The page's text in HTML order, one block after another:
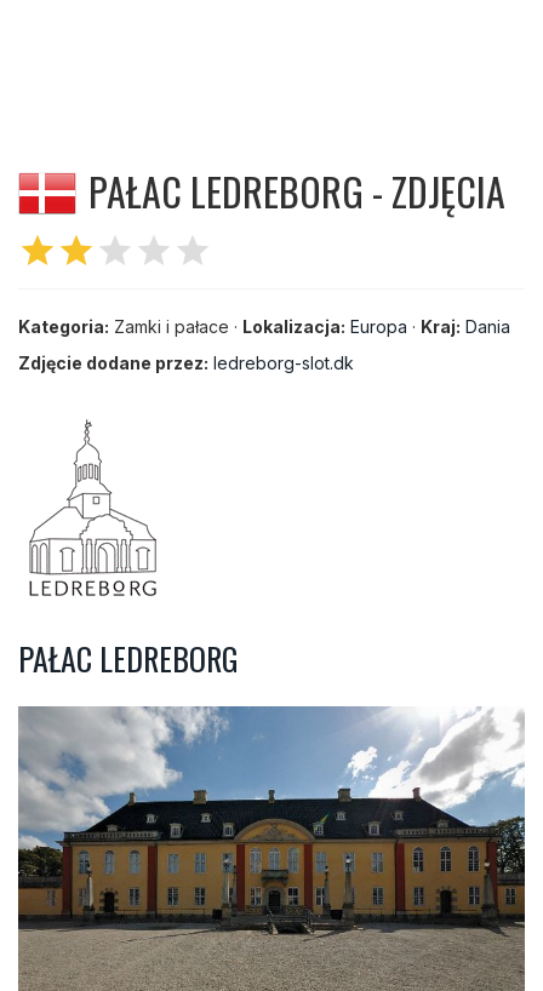
PAŁAC LEDREBORG - ZDJĘCIA
starstar star star star
Kategoria: Zamki i pałace · Lokalizacja: Europa · Kraj: Dania
Zdjęcie dodane przez: ledreborg-slot.dk
PAŁAC LEDREBORG